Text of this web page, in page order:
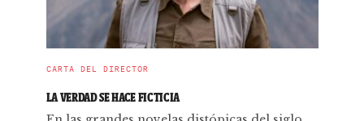
CARTA DEL DIRECTOR
LA VERDAD SE HACE FICTICIA